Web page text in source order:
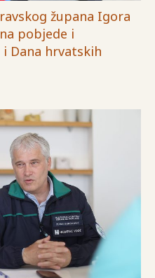
župana Igora
pobjede i
Dana hrvatskih